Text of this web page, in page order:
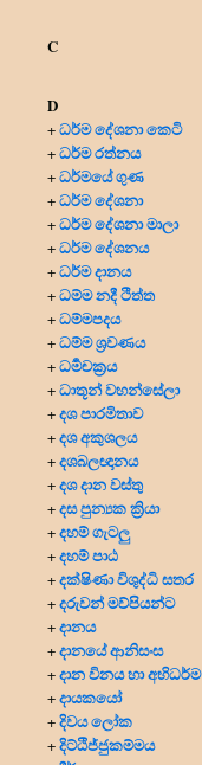
C
D
+ධර්ම දේශනා කෙටි
+ධර්ම රත්නය
+ධර්මයේ ගුණ
+ධර්ම දේශනා
+ධර්ම දේශනා මාලා
+ධර්ම දේශනය
+ධර්ම දානය
+ධම්ම නදී ථිත්ත
+ධම්මපදය
+ධම්ම ශ්‍රවණය
+ධර්‍මචක්‍රය
+ධාතූන් වහන්සේලා
+දශ පාරමිතාව
+දශ අකුශලය
+දශබලඥානය
+දශ දාන වස්තු
+දස පුන්‍යක ක්‍රියා
+දහම් ගැටලු
+දහම් පාඨ
+දක්ෂිණා විශුද්ධි සතර
+දරුවන් මව්පියන්ට
+දානය
+දානයේ ආනිසංස
+දාන විනය හා අභිධර්ම
+දායකයෝ
+දිවය ලෝක
+දිට්ඨිජ්ජුකම්මය